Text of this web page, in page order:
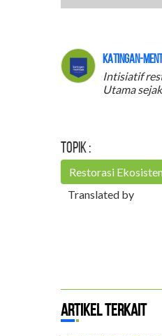
Katingan-
Intisiatif
Utama
Topik :
Restorasi
Translated by
Artikel Terkait